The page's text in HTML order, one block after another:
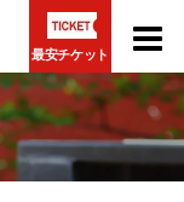
最安チケット